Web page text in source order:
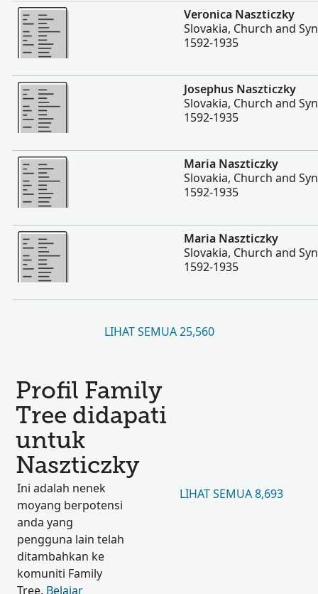
Lebih
Veronica Naszticzky
Slovakia, Church and
1592-1935
Lebih
Josephus Naszticzky
Slovakia, Church and
1592-1935
Lebih
Maria Naszticzky
Slovakia, Church and
1592-1935
Lebih
Maria Naszticzky
Slovakia, Church and
1592-1935
LIHAT SEMUA 25,560
Profil Family
Tree didapati
untuk
Naszticzky
Ini adalah nenek
moyang berpotensi
anda yang
pengguna lain telah
ditambahkan ke
komuniti Family
Tree. Belajar
LIHAT SEMUA 8,693